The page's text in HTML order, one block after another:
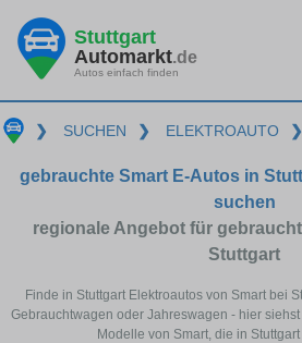
Stuttgart
Automarkt.de
Autos einfach finden
❯ SUCHEN ❯ ELEKTROAUTO ❯
gebrauchte Smart E-Autos in
suchen
regionale Angebot für
Stuttgart
Finde in Stuttgart Elektroautos von Smart bei
Gebrauchtwagen oder Jahreswagen - hier
Modelle von Smart, die in Stuttgart